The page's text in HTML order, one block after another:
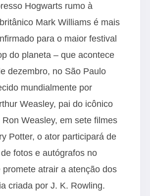
Hogwarts rumo à
Mark Williams é mais
para o maior festival
do planeta – que acontece
dezembro, no São Paulo
mundialmente por
Weasley, pai do icônico
Weasley, em sete filmes
Potter, o ator participará de
fotos e autógrafos no
promete atrair a atenção dos
criada por J. K. Rowling.